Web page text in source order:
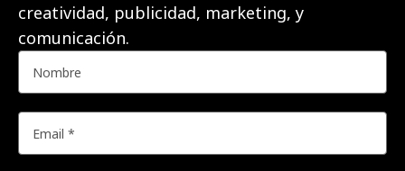
creatividad, publicidad, marketing, y
comunicación.